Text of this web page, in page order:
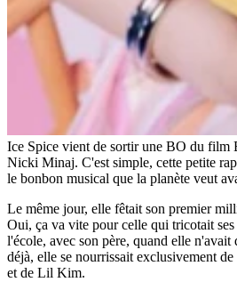
Ice Spice vient de sortir une BO du film
Nicki Minaj. C'est simple, cette petite
le bonbon musical que la planète veut
Le même jour, elle fêtait son premier
Oui, ça va vite pour celle qui tricotait
l'école, avec son père, quand elle n'avait
déjà, elle se nourrissait exclusivement
et de Lil Kim.